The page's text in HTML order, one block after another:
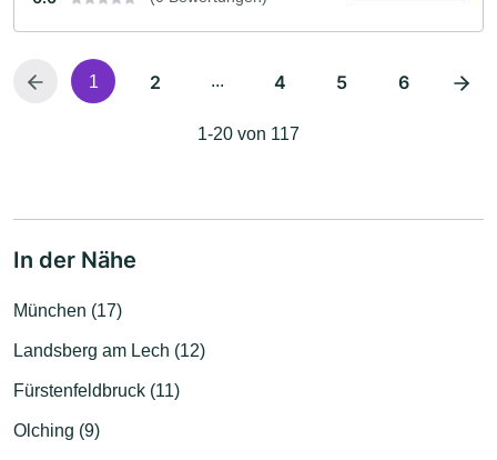
1 2 ... 4 5 6
1-20 von 117
In der Nähe
München (17)
Landsberg am Lech (12)
Fürstenfeldbruck (11)
Olching (9)